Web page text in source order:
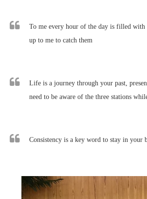
To me every hour of the day is filled with
up to me to catch them
Life is a journey through your past,
need to be aware of the three stations
Consistency is a key word to stay in your